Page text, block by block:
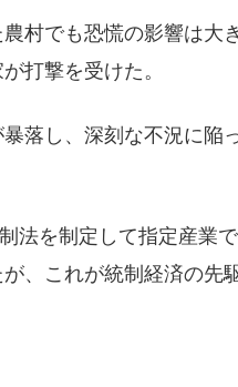
村でも恐慌の影響は大
打撃を受けた。
落し、深刻な不況に陥
法を制定して指定産業
、これが統制経済の先